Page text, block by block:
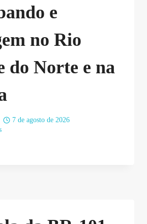
e
no Rio
do Norte e na
7 de agosto de 2026